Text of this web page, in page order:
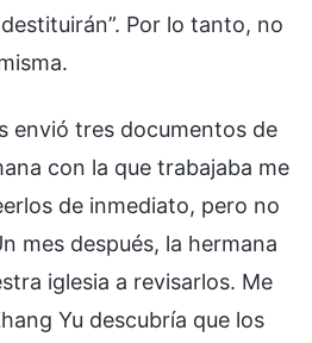
Por lo tanto, no
envió tres documentos de
con la que trabajaba me
de inmediato, pero no
mes después, la hermana
iglesia a revisarlos. Me
Yu descubría que los